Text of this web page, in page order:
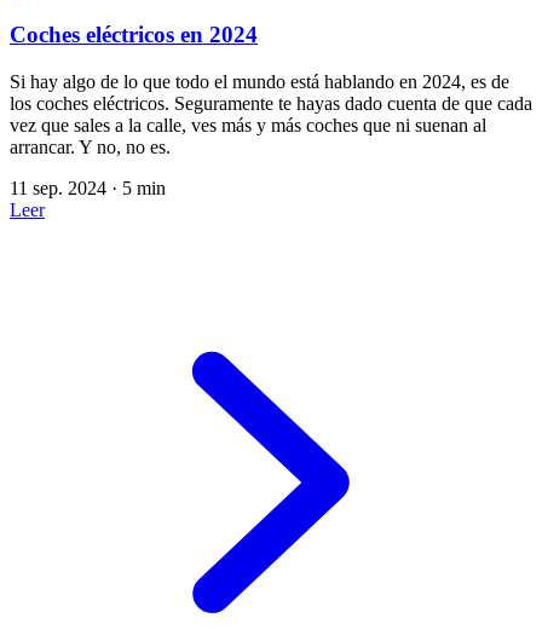
Coches eléctricos en 2024
Si hay algo de lo que todo el mundo está hablando en 2024, es de
los coches eléctricos. Seguramente te hayas dado cuenta de que cada
vez que sales a la calle, ves más y más coches que ni suenan al
arrancar. Y no, no es.
11 sep. 2024 · 5 min
Leer